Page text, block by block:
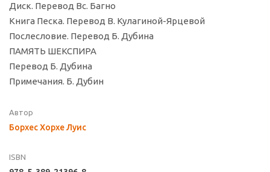
Диск. Перевод Вс. Багно
Книга Песка. Перевод В. Кулагиной-Ярцевой
Послесловие. Перевод Б. Дубина
ПАМЯТЬ ШЕКСПИРА
Перевод Б. Дубина
Примечания. Б. Дубин
Автор
Борхес Хорхе Луис
ISBN